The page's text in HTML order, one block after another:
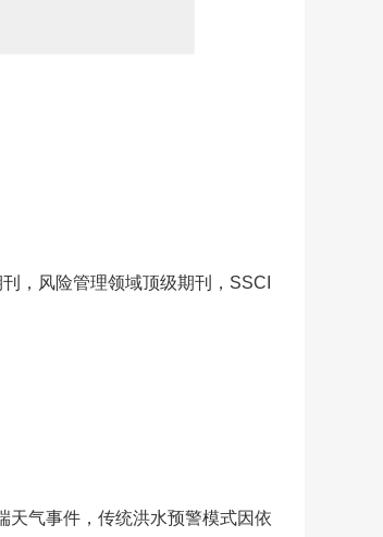
，风险管理领域顶级期刊，SSCI
天气事件，传统洪水预警模式因依